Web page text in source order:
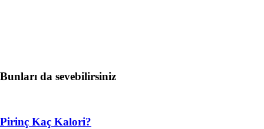
Bunları da sevebilirsiniz
Pirinç Kaç Kalori?